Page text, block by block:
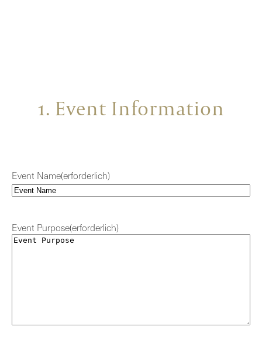
1. Event Information
Event Name(erforderlich)
Event Purpose(erforderlich)